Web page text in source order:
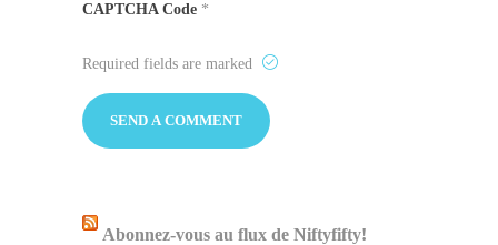
CAPTCHA Code *
Required fields are marked
Abonnez-vous au flux de Niftyfifty!